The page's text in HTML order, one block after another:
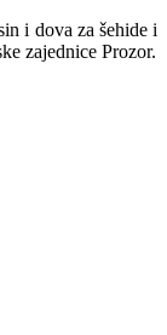
i dova za šehide i
zajednice Prozor.